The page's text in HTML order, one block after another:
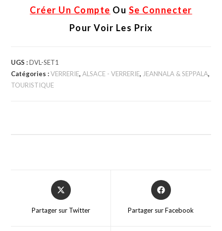
Créer Un Compte Ou Se Connecter
Pour Voir Les Prix
UGS :DVL-SET1
Catégories :VERRERIE,ALSACE - VERRERIE, JEANNALA & SEPPALA,
TOURISTIQUE
Partager sur Twitter Partager sur Facebook